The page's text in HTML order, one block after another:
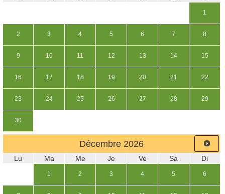
1
2 3 4 5 6 7 8
9 10 11 12 13 14 15
16 17 18 19 20 21 22
23 24 25 26 27 28 29
30
Décembre 2026
Lu Ma Me Je Ve Sa Di
1 2 3 4 5 6